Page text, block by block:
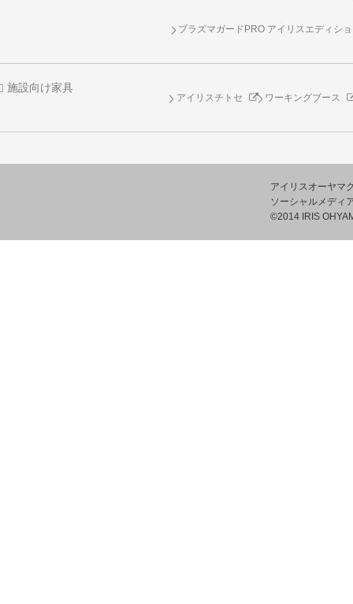
プラズマガードPRO アイリスエディシ
施設向け家具
アイリスチトセ ワーキングブース
アイリスオーヤマ
ソーシャルメディ
©2014 IRIS